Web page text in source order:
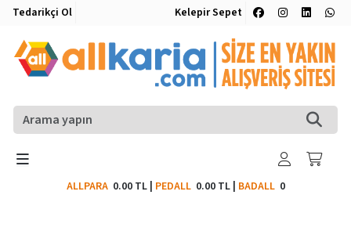
Tedarikçi Ol Kelepir Sepet
ALLPARA 0.00 TL| PEDALL 0.00 TL| BADALL0